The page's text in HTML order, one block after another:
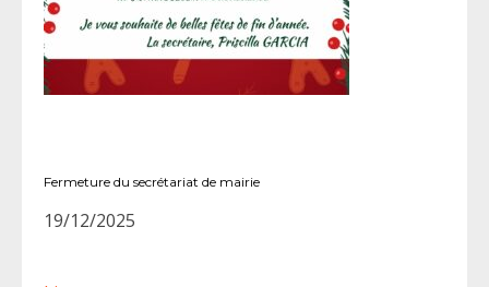
Fermeture du secrétariat de mairie
19/12/2025